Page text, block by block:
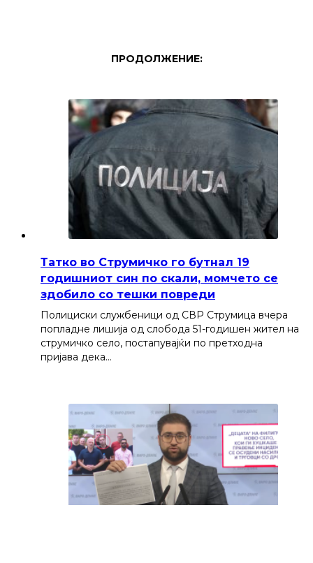
ПРОДОЛЖЕНИЕ:
Татко во Струмичко го бутнал 19
годишниот син по скали, момчето се
здобило со тешки повреди
Полициски службеници од СВР Струмица вчера
попладне лишија од слобода 51-годишен жител на
струмичко село, постапувајќи по претходна
пријава дека…